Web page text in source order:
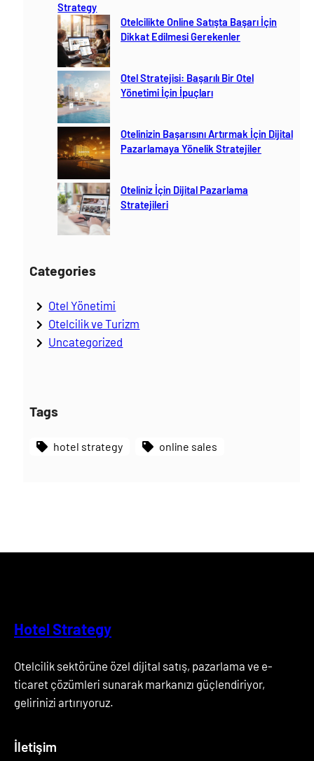
Strategy
Otelcilikte Online Satışta Başarı İçin
Dikkat Edilmesi Gerekenler
Otel Stratejisi: Başarılı Bir Otel
Yönetimi İçin İpuçları
Otelinizin Başarısını Artırmak İçin Dijital
Pazarlamaya Yönelik Stratejiler
Oteliniz İçin Dijital Pazarlama
Stratejileri
Categories
Otel Yönetimi
Otelcilik ve Turizm
Uncategorized
Tags
hotel strategy online sales
Hotel Strategy
Otelcilik sektörüne özel dijital satış, pazarlama ve e-
ticaret çözümleri sunarak markanızı güçlendiriyor,
gelirinizi artırıyoruz.
İletişim